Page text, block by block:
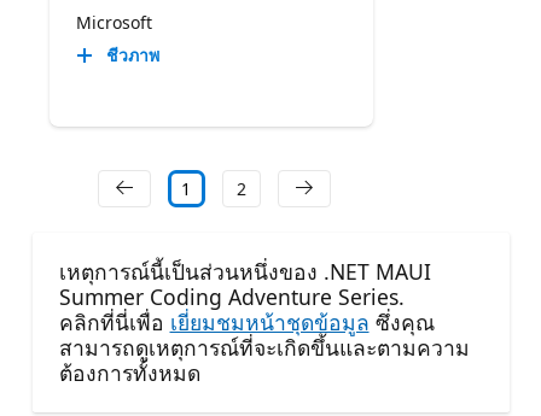
Microsoft
ชีวภาพ
1 2
เหตุการณ์นี้เป็นส่วนหนึ่งของ .NET MAUI
Summer Coding Adventure Series.
คลิกที่นี่เพื่อ เยี่ยมชมหน้าชุดข้อมูล ซึ่งคุณ
สามารถดูเหตุการณ์ที่จะเกิดขึ้นและตามความ
ต้องการทั้งหมด